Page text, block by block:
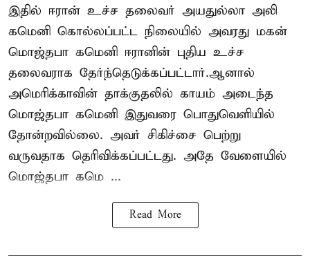
இதில் ஈரான் உச்ச தலைவர் அயதுல்லா அலி
கமெனி கொல்லப்பட்ட நிலையில் அவரது மகன்
மொஜ்தபா கமெனி ஈரானின் புதிய உச்ச
தலைவராக தேர்ந்தெடுக்கப்பட்டார்.ஆனால்
அமெரிக்காவின் தாக்குதலில் காயம் அடைந்த
மொஜ்தபா கமெனி இதுவரை பொதுவெளியில்
தோன்றவில்லை. அவர் சிகிச்சை பெற்று
வருவதாக தெரிவிக்கப்பட்டது. அதே வேளையில்
மொஜ்தபா கமெ ...
Read More